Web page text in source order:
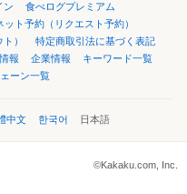
ン
食べログプレミアム
ット予約（リクエスト予約）
）
特定商取引法に基づく表記
報 企業情報
キーワード一覧
ーン一覧
中文 한국어 日本語
©Kakaku.com, Inc.